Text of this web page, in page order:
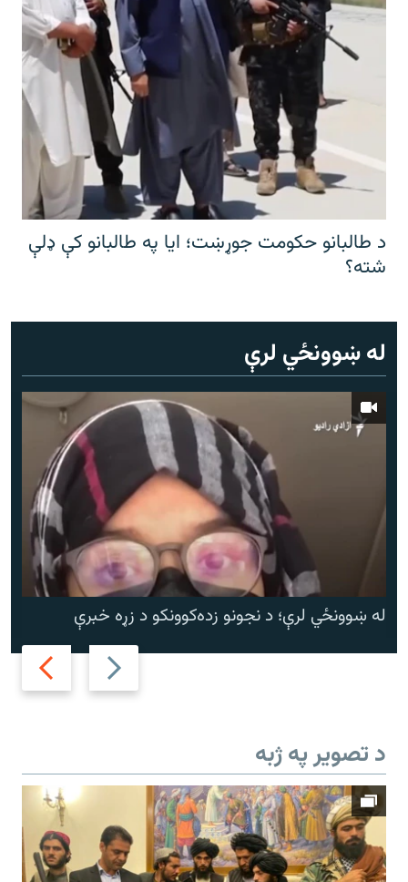
د طالبانو حکومت جوړښت؛ ایا په طالبانو کې ډلې
شته؟
له ښوونځي لرې
Previous
slide
Next
slide
له ښوونځي لرې؛ د نجونو زده‌کوونکو د زړه خبرې
د تصویر په ژبه